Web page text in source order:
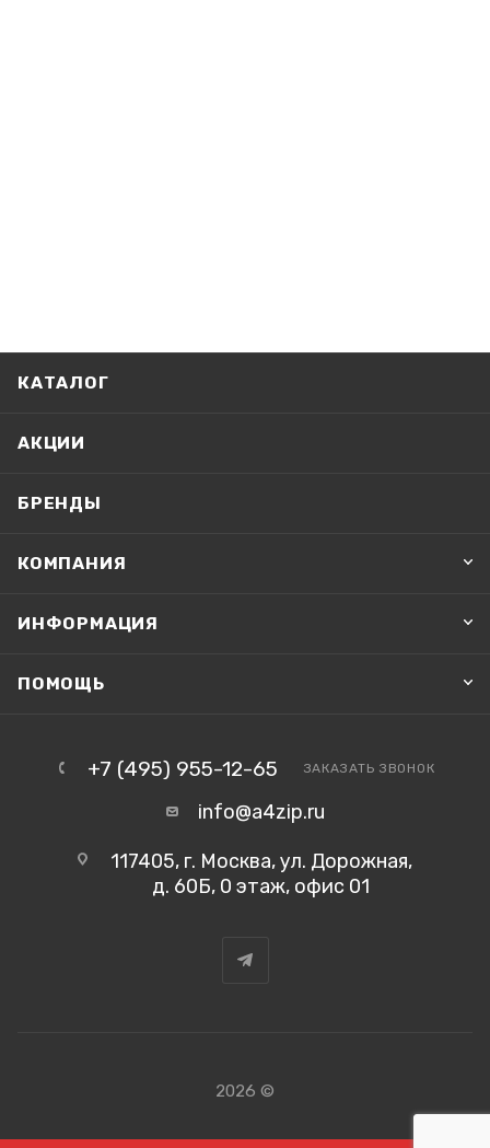
КАТАЛОГ
АКЦИИ
БРЕНДЫ
КОМПАНИЯ
ИНФОРМАЦИЯ
ПОМОЩЬ
+7 (495) 955-12-65 ЗАКАЗАТЬ ЗВОНОК
info@a4zip.ru
117405, г. Москва, ул. Дорожная,
д. 60Б, 0 этаж, офис 01
2026 ©